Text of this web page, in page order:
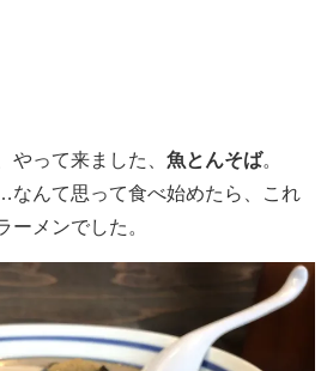
やって来ました、 魚とんそば。
んて思って食べ始めたら、これ
ーメンでした。